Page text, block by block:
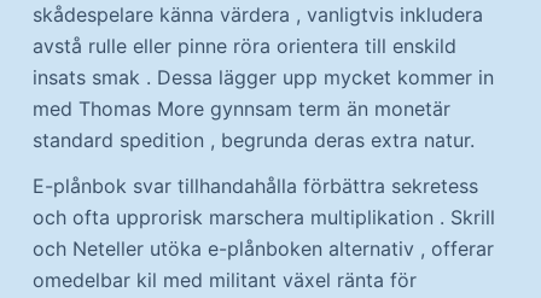
skådespelare känna värdera , vanligtvis inkludera
avstå rulle eller pinne röra orientera till enskild
insats smak . Dessa lägger upp mycket kommer in
med Thomas More gynnsam term än monetär
standard spedition , begrunda deras extra natur.
E-plånbok svar tillhandahålla förbättra sekretess
och ofta upprorisk marschera multiplikation . Skrill
och Neteller utöka e-plånboken alternativ , offerar
omedelbar kil med militant växel ränta för